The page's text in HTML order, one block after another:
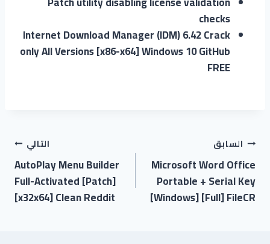
checks
Internet Download Manager (IDM) 6.42 Crack
only All Versions [x86-x64] Windows 10 GitHub
FREE
السابق
Microsoft Word Office
Portable + Serial Key
[Windows] [Full] FileCR
التالي
AutoPlay Menu Builder
Full-Activated [Patch]
[x32x64] Clean Reddit